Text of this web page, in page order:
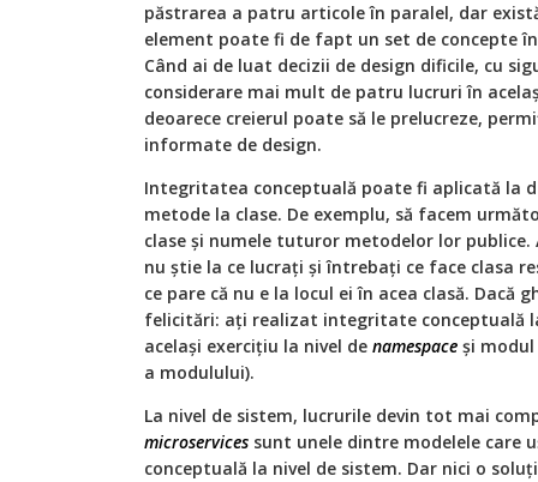
păstrarea a patru articole în paralel, dar
element poate fi de fapt un set de concepte
Când ai de luat decizii de design dificile, cu
considerare mai mult de patru lucruri în
deoarece creierul poate să le prelucreze,
informate de design.
Integritatea conceptuală poate fi aplicată la
metode la clase. De exemplu, să facem
clase și numele tuturor metodelor lor
nu știe la ce lucrați și întrebați ce face clasa
ce pare că nu e la locul ei în acea clasă. Dacă
felicitări: ați realizat integritate conceptuală
același exercițiu la nivel de namespace și
a modulului).
La nivel de sistem, lucrurile devin tot mai
microservices sunt unele dintre modelele care
conceptuală la nivel de sistem. Dar nici o